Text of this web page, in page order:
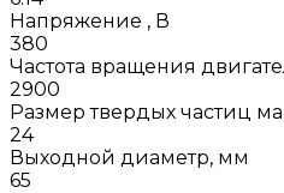
Напряжение , В
380
Частота вращения
2900
Размер твердых частиц
24
Выходной диаметр, мм
65